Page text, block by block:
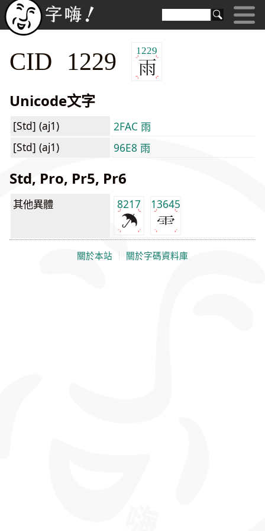
CID 1229 1229
Unicode文字
[Std] (aj1)
2FAC ⾬
[Std] (aj1)
96E8 雨
Std, Pro, Pr5, Pr6
其他異體 8217 13645
關於本站 關於字碼資料庫